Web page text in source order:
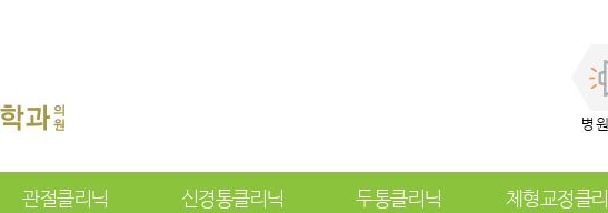
병
관절클리닉 신경통클리닉 두통클리닉 체형교정클